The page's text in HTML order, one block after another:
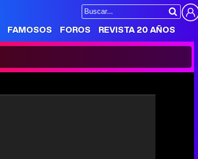
FAMOSOS FOROS REVISTA 20 AÑOS